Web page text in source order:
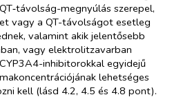
megnyúlás szerepel,
vagy a QT-távolságot esetleg
valamint akik jelentősebb
vagy elektrolitzavarban
inhibitorokkal egyidejű
lehetséges
kell (lásd 4.2, 4.5 és 4.8 pont).